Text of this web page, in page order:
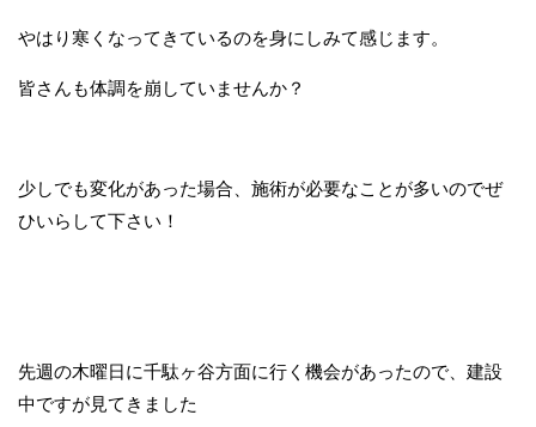
やはり寒くなってきているのを身にしみて感じます。
皆さんも体調を崩していませんか？
少しでも変化があった場合、施術が必要なことが多いのでぜ
ひいらして下さい！
先週の木曜日に千駄ヶ谷方面に行く機会があったので、建設
中ですが見てきました